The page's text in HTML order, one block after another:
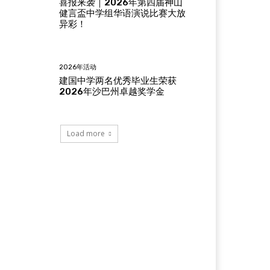
喜报来袭｜2026年第四届神山
健言盃中学组华语演说比赛大放
异彩！
2026年活动
建国中学两名优秀毕业生荣获
2026年沙巴州卓越奖学金
Load more